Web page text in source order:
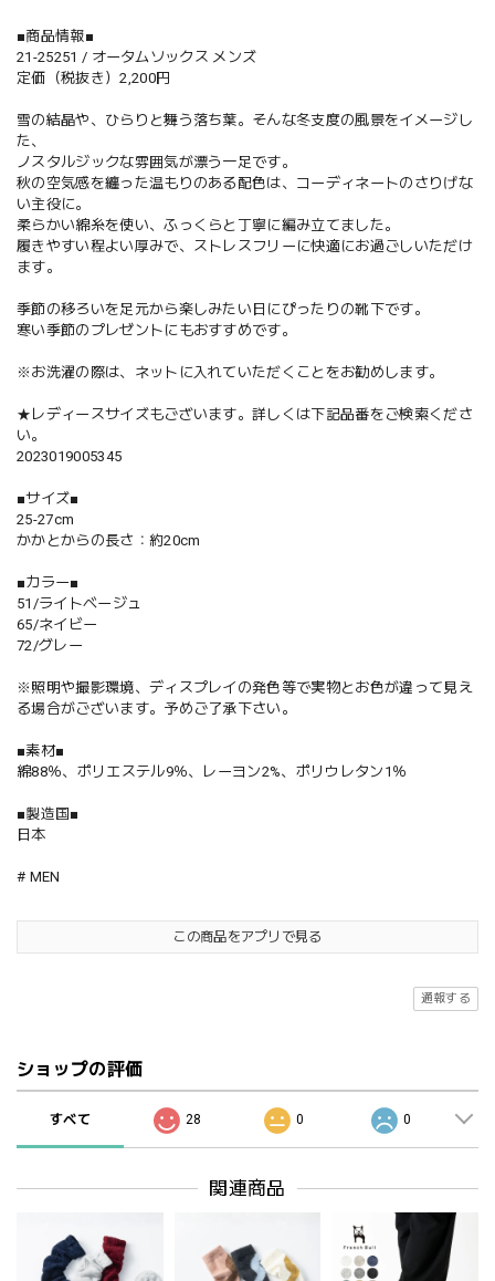
■商品情報■
21-25251 / オータムソックス メンズ
定価（税抜き）2,200円
雪の結晶や、ひらりと舞う落ち葉。そんな冬支度の風景をイメージし
た、
ノスタルジックな雰囲気が漂う一足です。
秋の空気感を纏った温もりのある配色は、コーディネートのさりげな
い主役に。
柔らかい綿糸を使い、ふっくらと丁寧に編み立てました。
履きやすい程よい厚みで、ストレスフリーに快適にお過ごしいただけ
ます。
季節の移ろいを足元から楽しみたい日にぴったりの靴下です。
寒い季節のプレゼントにもおすすめです。
※お洗濯の際は、ネットに入れていただくことをお勧めします。
★レディースサイズもございます。詳しくは下記品番をご検索くださ
い。
2023019005345
■サイズ■
25-27cm
かかとからの長さ：約20cm
■カラー■
51/ライトベージュ
65/ネイビー
72/グレー
※照明や撮影環境、ディスプレイの発色等で実物とお色が違って見え
る場合がございます。予めご了承下さい。
■素材■
綿88％、ポリエステル9％、レーヨン2%、ポリウレタン1％
■製造国■
日本
# MEN
この商品をアプリで見る
通報する
ショップの評価
すべて 28 0 0
関連商品